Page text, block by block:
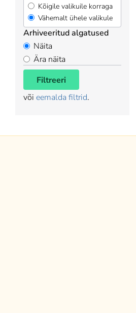
Kõigile valikuile korraga
Vähemalt ühele valikule
Arhiveeritud algatused
Näita
Ära näita
Filtreeri
või eemalda filtrid.